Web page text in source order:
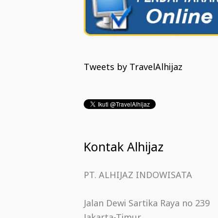
Tweets by TravelAlhijaz
Kontak Alhijaz
PT. ALHIJAZ INDOWISATA
Jalan Dewi Sartika Raya no 239